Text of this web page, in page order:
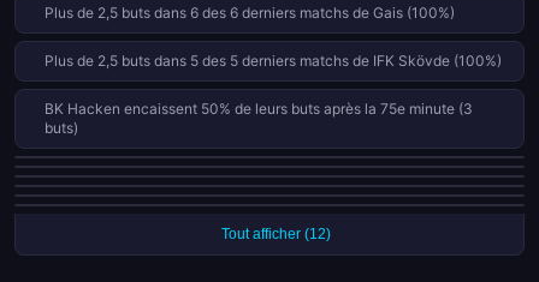
Plus de 2,5 buts dans 6 des 6 derniers matchs de Gais (100%)
Plus de 2,5 buts dans 5 des 5 derniers matchs de IFK Skövde (100%)
BK Hacken encaissent 50% de leurs buts après la 75e minute (3
buts)
IF Karlstad n'ont pas marqué lors de 3 de leurs 5 matchs (60%)
Hammarby FF ont marqué lors de chacun de leurs 6 derniers matchs
Orebro SK marquent 89% de leurs buts en seconde période
IF Brommapojkarna marquent 89% de leurs buts en seconde période
Mjallby AIF ont marqué lors de chacun de leurs 6 derniers matchs
Tout afficher (12)